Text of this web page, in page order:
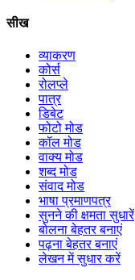
सीख
व्याकरण
कोर्स
रोलप्ले
पात्र
डिबेट
फोटो मोड
कॉल मोड
वाक्य मोड
शब्द मोड
संवाद मोड
भाषा प्रमाणपत्र
सुनने की क्षमता सुधारें
बोलना बेहतर बनाएं
पढ़ना बेहतर बनाएं
लेखन में सुधार करें